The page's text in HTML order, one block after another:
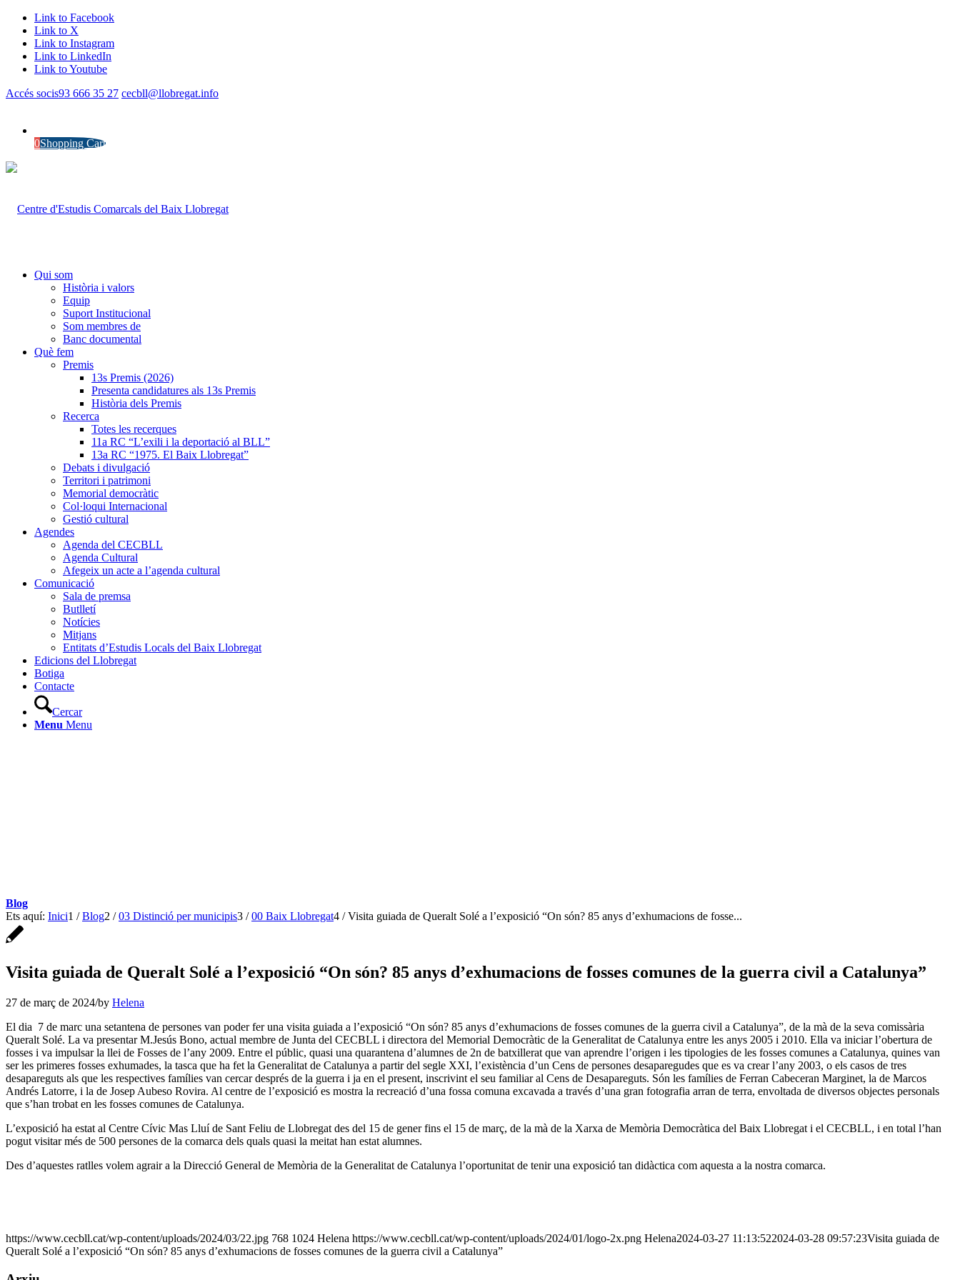
Link to Facebook
Link to X
Link to Instagram
Link to LinkedIn
Link to Youtube
Accés socis93 666 35 27 cecbll@llobregat.info
0Shopping Cart
Qui som
Història i valors
Equip
Suport Institucional
Som membres de
Banc documental
Què fem
Premis
13s Premis (2026)
Presenta candidatures als 13s Premis
Història dels Premis
Recerca
Totes les recerques
11a RC “L’exili i la deportació al BLL”
13a RC “1975. El Baix Llobregat”
Debats i divulgació
Territori i patrimoni
Memorial democràtic
Col·loqui Internacional
Gestió cultural
Agendes
Agenda del CECBLL
Agenda Cultural
Afegeix un acte a l’agenda cultural
Comunicació
Sala de premsa
Butlletí
Notícies
Mitjans
Entitats d’Estudis Locals del Baix Llobregat
Edicions del Llobregat
Botiga
Contacte
Cercar
Menu Menu
Blog
Ets aquí: Inici1 / Blog2 / 03 Distinció per municipis3 / 00 Baix Llobregat4 / Visita guiada de Queralt Solé a l’exposició “On són? 85 anys d’exhumacions de fosse...
Visita guiada de Queralt Solé a l’exposició “On són? 85 anys d’exhumacions de fosses comunes de la guerra civil a Catalunya”
27 de març de 2024/by Helena
El dia 7 de marc una setantena de persones van poder fer una visita guiada a l’exposició “On són? 85 anys d’exhumacions de fosses comunes de la guerra civil a Catalunya”, de la mà de la seva comissària
Queralt Solé. La va presentar M.Jesús Bono, actual membre de Junta del CECBLL i directora del Memorial Democràtic de la Generalitat de Catalunya entre les anys 2005 i 2010. Ella va iniciar l’obertura de
fosses i va impulsar la llei de Fosses de l’any 2009. Entre el públic, quasi una quarantena d’alumnes de 2n de batxillerat que van aprendre l’origen i les tipologies de les fosses comunes a Catalunya, quines van
ser les primeres fosses exhumades, la tasca que ha fet la Generalitat de Catalunya a partir del segle XXI, l’existència d’un Cens de persones desaparegudes que es va crear l’any 2003, o els casos de tres
desapareguts als que les respectives famílies van cercar després de la guerra i ja en el present, inscrivint el seu familiar al Cens de Desapareguts. Són les famílies de Ferran Cabeceran Marginet, la de Marcos
Andrés Latorre, i la de Josep Aubeso Rovira. Al centre de l’exposició es mostra la recreació d’una fossa comuna excavada a través d’una gran fotografia arran de terra, envoltada de diversos objectes personals
que s’han trobat en les fosses comunes de Catalunya.
L’exposició ha estat al Centre Cívic Mas Lluí de Sant Feliu de Llobregat des del 15 de gener fins el 15 de març, de la mà de la Xarxa de Memòria Democràtica del Baix Llobregat i el CECBLL, i en total l’han
pogut visitar més de 500 persones de la comarca dels quals quasi la meitat han estat alumnes.
Des d’aquestes ratlles volem agrair a la Direcció General de Memòria de la Generalitat de Catalunya l’oportunitat de tenir una exposició tan didàctica com aquesta a la nostra comarca.
https://www.cecbll.cat/wp-content/uploads/2024/03/22.jpg 768 1024 Helena https://www.cecbll.cat/wp-content/uploads/2024/01/logo-2x.png Helena2024-03-27 11:13:522024-03-28 09:57:23Visita guiada de
Queralt Solé a l’exposició “On són? 85 anys d’exhumacions de fosses comunes de la guerra civil a Catalunya”